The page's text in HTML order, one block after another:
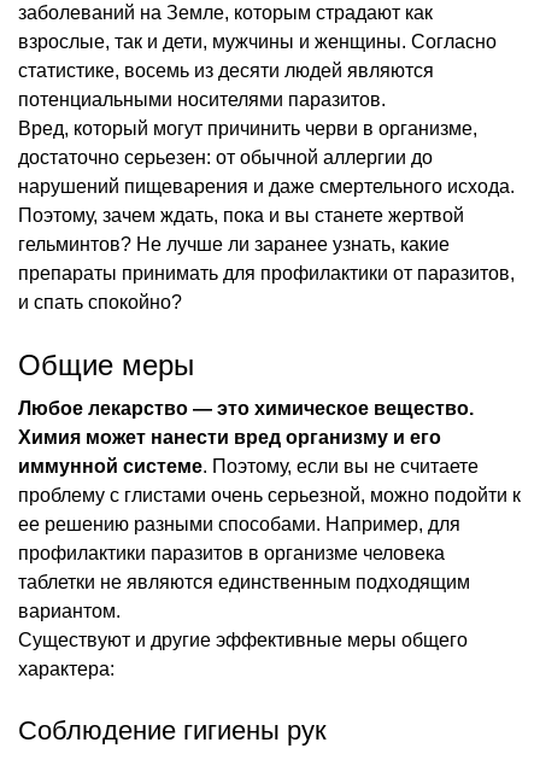
заболеваний на Земле, которым страдают как
взрослые, так и дети, мужчины и женщины. Согласно
статистике, восемь из десяти людей являются
потенциальными носителями паразитов.
Вред, который могут причинить черви в организме,
достаточно серьезен: от обычной аллергии до
нарушений пищеварения и даже смертельного исхода.
Поэтому, зачем ждать, пока и вы станете жертвой
гельминтов? Не лучше ли заранее узнать, какие
препараты принимать для профилактики от паразитов,
и спать спокойно?
Общие меры
Любое лекарство — это химическое вещество.
Химия может нанести вред организму и его
иммунной системе. Поэтому, если вы не считаете
проблему с глистами очень серьезной, можно подойти к
ее решению разными способами. Например, для
профилактики паразитов в организме человека
таблетки не являются единственным подходящим
вариантом.
Существуют и другие эффективные меры общего
характера:
Соблюдение гигиены рук